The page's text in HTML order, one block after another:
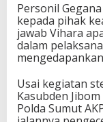
Personil
kepada pihak
jawab Vihara
dalam
Usai kegiatan
Kasubden
Polda Sumut